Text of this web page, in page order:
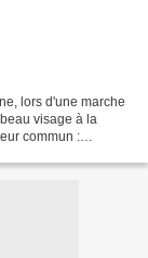
lors d'une marche
visage à la
commun :